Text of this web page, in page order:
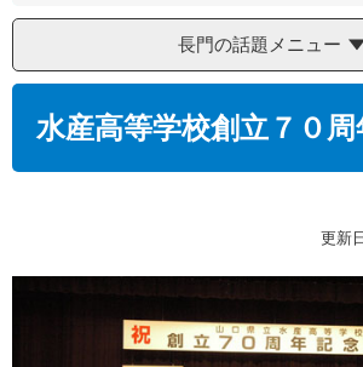
長門の話題メニュー
水産高等学校創立７０周
更新